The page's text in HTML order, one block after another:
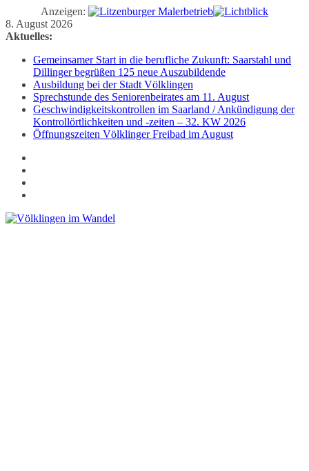
Anzeigen:
Zum
Inhalt
8. August 2026
Aktuelles:
Gemeinsamer Start in die berufliche Zukunft: Saarstahl und
Dillinger begrüßen 125 neue Auszubildende
Ausbildung bei der Stadt Völklingen
Sprechstunde des Seniorenbeirates am 11. August
Geschwindigkeitskontrollen im Saarland / Ankündigung der
Kontrollörtlichkeiten und -zeiten – 32. KW 2026
Öffnungszeiten Völklinger Freibad im August